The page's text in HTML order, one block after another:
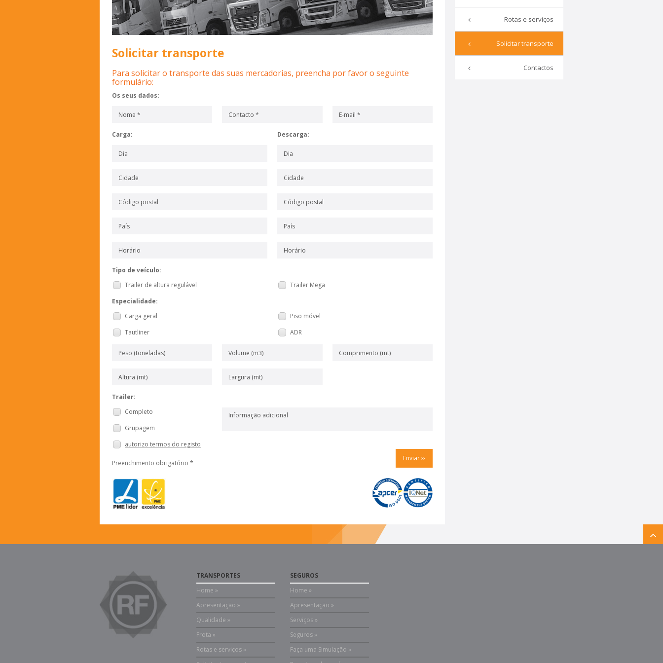
Solicitar transporte
Para solicitar o transporte das suas mercadorias, preencha por favor o seguinte
formulário:
Os seus dados:
Carga: Descarga:
Tipo de veículo:
Trailer de altura regulável
Trailer Mega
Especialidade:
Carga geral
Piso móvel
Tautliner
ADR
Trailer:
Completo
Grupagem
autorizo termos do registo
Preenchimento obrigatório *
Rotas e serviços
Solicitar transporte
Contactos
TRANSPORTES
Home »
Apresentação »
Qualidade »
Frota »
Rotas e serviços »
SEGUROS
Home »
Apresentação »
Serviços »
Seguros »
Faça uma Simulação »